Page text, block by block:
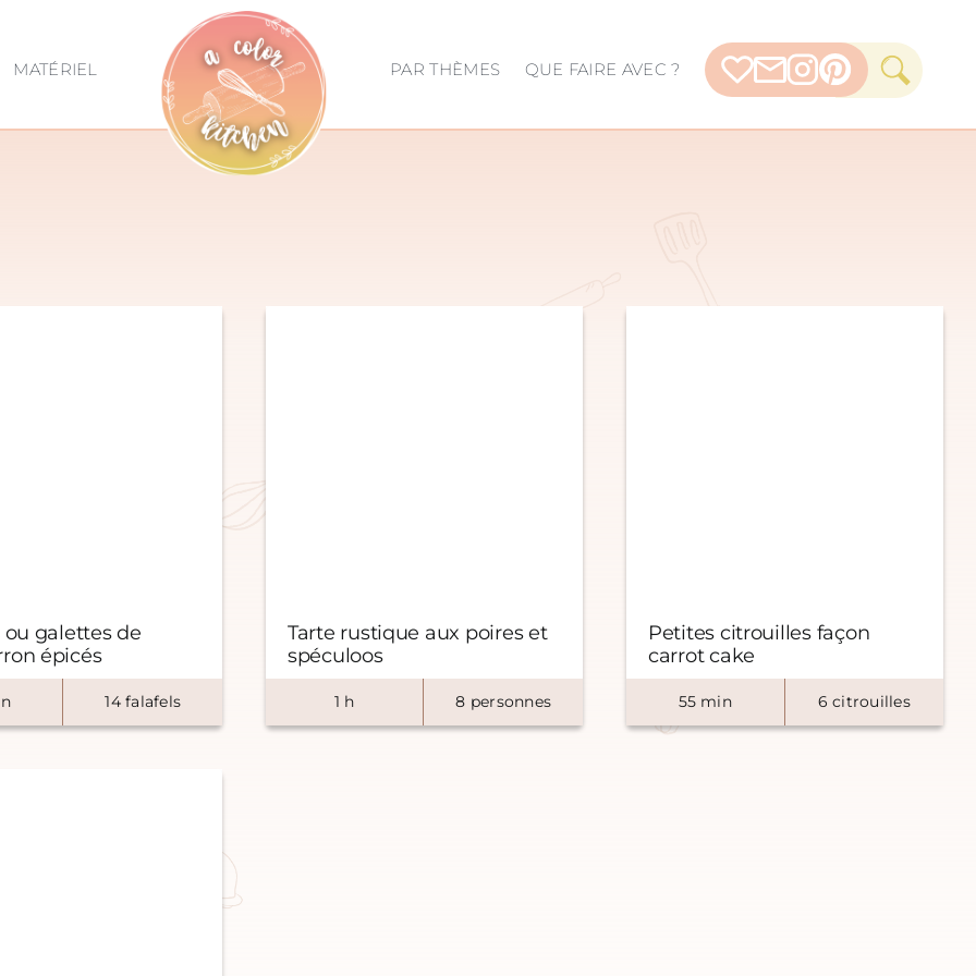
MATÉRIEL PAR THÈMES QUE FAIRE AVEC ?
ou galettes de
épicés
14falafels
Tarte rustique aux poires et
spéculoos
1 h 8 personnes
Petites citrouilles façon
carrot cake
55 min 6 citrouilles